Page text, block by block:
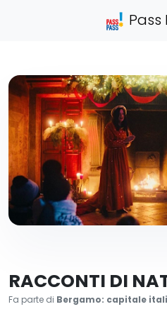
Pass
RACCONTI DI
Fa parte di Bergamo: capitale